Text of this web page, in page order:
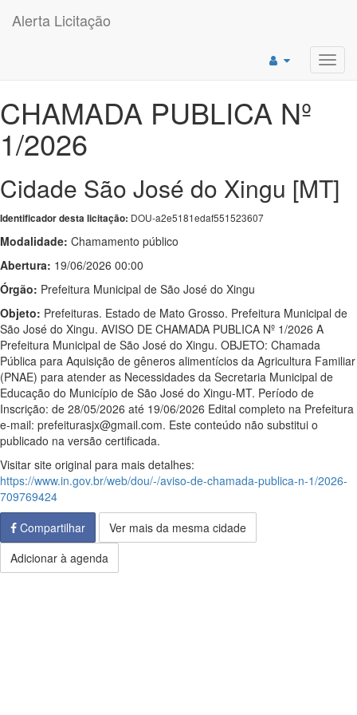
Alerta Licitação
CHAMADA PUBLICA Nº
1/2026
Cidade São José do Xingu [MT]
Identificador desta licitação: DOU-a2e5181edaf551523607
Modalidade: Chamamento público
Abertura: 19/06/2026 00:00
Órgão: Prefeitura Municipal de São José do Xingu
Objeto: Prefeituras. Estado de Mato Grosso. Prefeitura Municipal de
São José do Xingu. AVISO DE CHAMADA PUBLICA Nº 1/2026 A
Prefeitura Municipal de São José do Xingu. OBJETO: Chamada
Pública para Aquisição de gêneros alimentícios da Agricultura Familiar
(PNAE) para atender as Necessidades da Secretaria Municipal de
Educação do Município de São José do Xingu-MT. Período de
Inscrição: de 28/05/2026 até 19/06/2026 Edital completo na Prefeitura
e-mail: prefeiturasjx@gmail.com. Este conteúdo não substitui o
publicado na versão certificada.
Visitar site original para mais detalhes:
https://www.in.gov.br/web/dou/-/aviso-de-chamada-publica-n-1/2026-
709769424
Compartilhar
Ver mais da mesma cidade
Adicionar à agenda